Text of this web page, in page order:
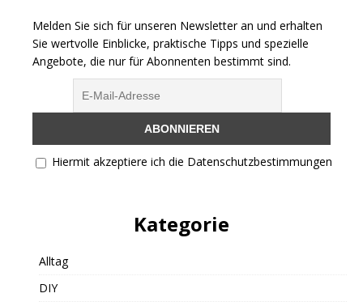
Melden Sie sich für unseren Newsletter an und erhalten
Sie wertvolle Einblicke, praktische Tipps und spezielle
Angebote, die nur für Abonnenten bestimmt sind.
Hiermit akzeptiere ich die Datenschutzbestimmungen
Kategorie
Alltag
DIY